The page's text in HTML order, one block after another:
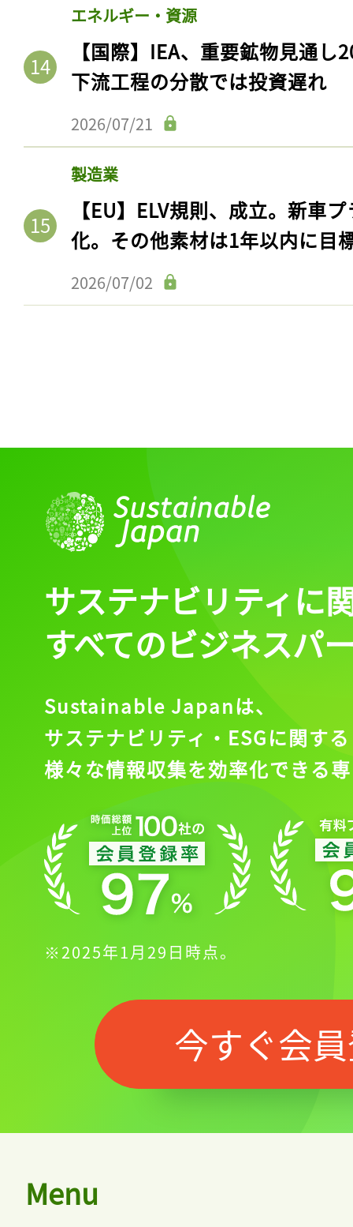
エネルギー・資源
【国際】IEA、重要鉱物見通
下流工程の分散では投資遅れ
2026/07/21
製造業
【EU】ELV規則、成立。新車
化。その他素材は1年以内に目
2026/07/02
サステナビリティに
すべてのビジネスパ
Sustainable Japanは、
サステナビリティ・ESGに関する
様々な情報収集を効率化できる
※2025年1月29日時点。
今すぐ会
Menu